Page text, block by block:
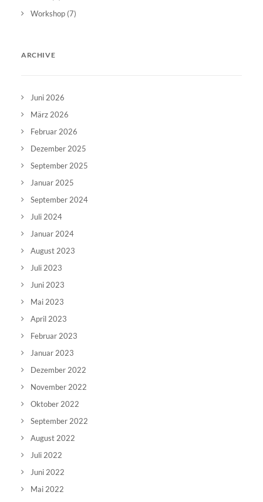
Workshop (7)
ARCHIVE
Juni 2026
März 2026
Februar 2026
Dezember 2025
September 2025
Januar 2025
September 2024
Juli 2024
Januar 2024
August 2023
Juli 2023
Juni 2023
Mai 2023
April 2023
Februar 2023
Januar 2023
Dezember 2022
November 2022
Oktober 2022
September 2022
August 2022
Juli 2022
Juni 2022
Mai 2022